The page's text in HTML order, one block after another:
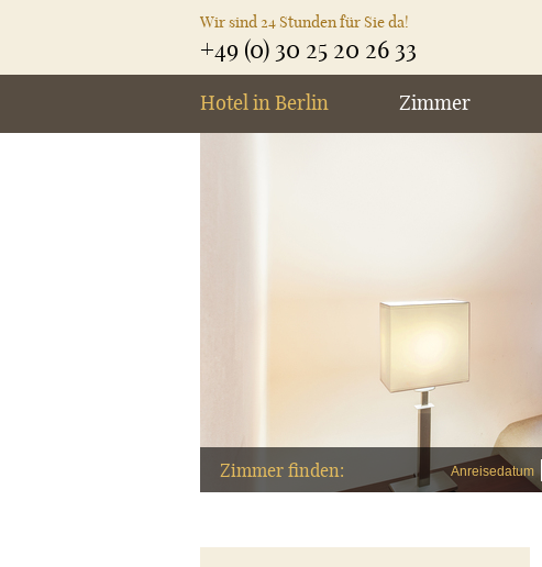
Wir sind 24 Stunden für Sie da!
+49 (0) 30 25 20 26 33
Hotel in Berlin Zimmer
Zimmer finden: Anreisedatum